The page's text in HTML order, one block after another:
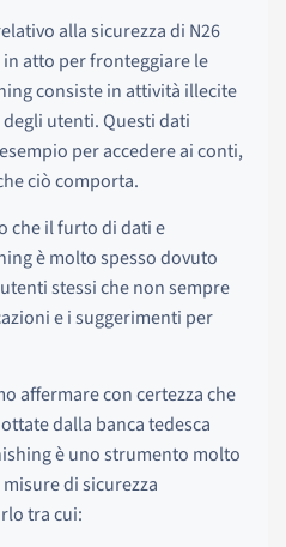
alla sicurezza di N26
atto per fronteggiare le
consiste in attività illecite
utenti. Questi dati
per accedere ai conti,
ciò comporta.
che il furto di dati e
è molto spesso dovuto
stessi che non sempre
e i suggerimenti per
affermare con certezza che
dalla banca tedesca
è uno strumento molto
di sicurezza
tra cui: